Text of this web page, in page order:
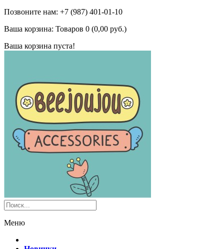
Позвоните нам: +7 (987) 401-01-10
Ваша корзина: Товаров 0 (0,00 руб.)
Ваша корзина пуста!
Меню